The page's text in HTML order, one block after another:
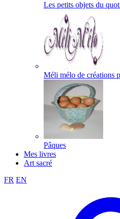
Les petits objets du
Méli mélo de créations
Pâques
Mes livres
Art sacré
FR EN